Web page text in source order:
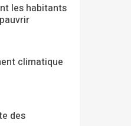
les habitants
climatique
des